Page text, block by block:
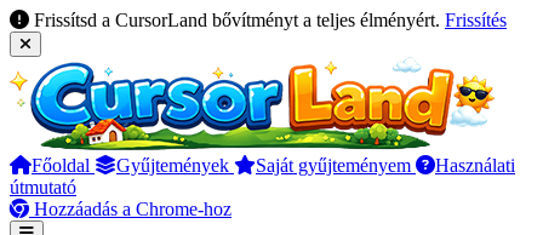
Frissítsd a CursorLand bővítményt a teljes élményért. Frissítés
Főoldal Gyűjtemények Saját gyűjteményem
Használati
útmutató
Hozzáadás a Chrome-hoz